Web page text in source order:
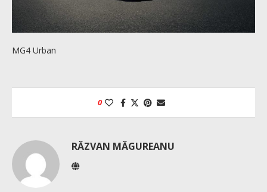
MG4 Urban
0
RĂZVAN MĂGUREANU